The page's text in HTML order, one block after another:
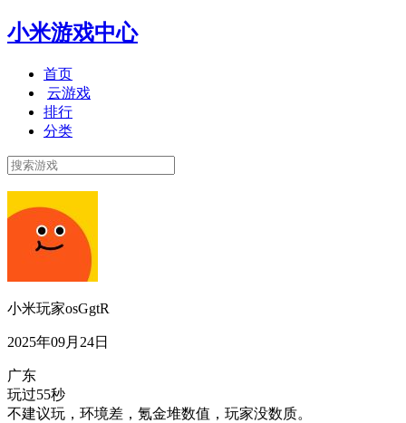
小米游戏中心
首页
云游戏
排行
分类
小米玩家osGgtR
2025年09月24日
广东
玩过55秒
不建议玩，环境差，氪金堆数值，玩家没数质。